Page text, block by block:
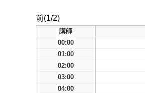
前(1/2)
講師
00:00
01:00
02:00
03:00
04:00